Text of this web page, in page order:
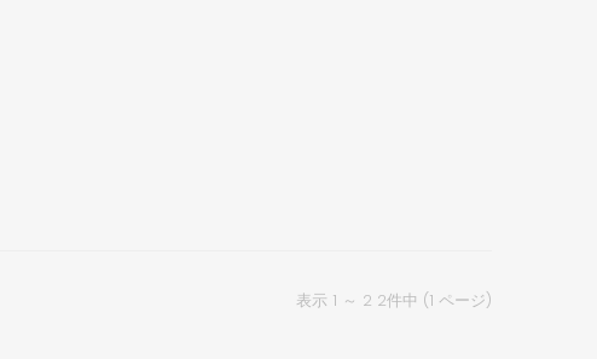
表示 1 ～ 2 2件中 (1 ページ)